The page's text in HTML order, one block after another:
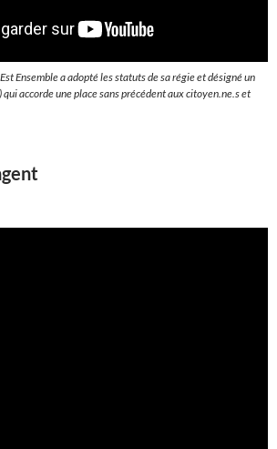
Ensemble a adopté les statuts de sa régie et désigné un
qui accorde une place sans précédent aux citoyen.ne.s et